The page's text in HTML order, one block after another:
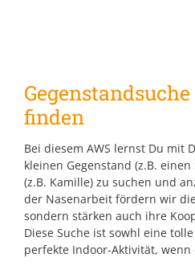
finden
Bei diesem AWS lernst Du mit
kleinen Gegenstand (z.B.
(z.B. Kamille) zu suchen und
der Nasenarbeit fördern wir
sondern stärken auch ihre
Diese Suche ist sowhl eine
perfekte Indoor-Aktivität, wenn